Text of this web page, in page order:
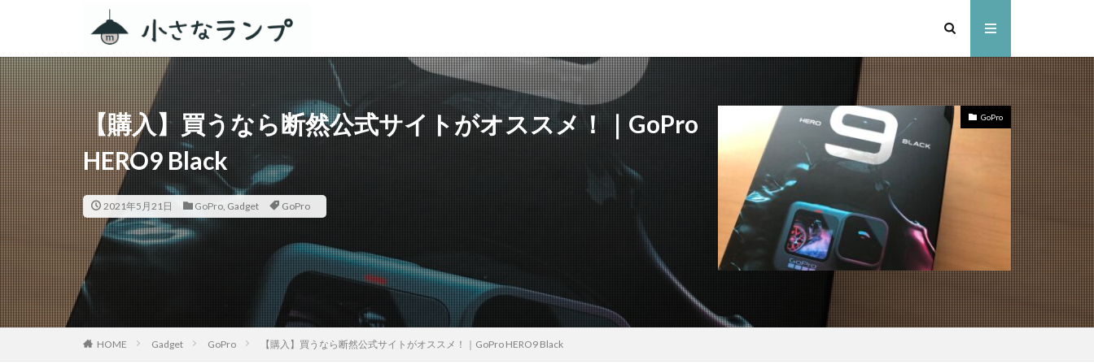
【購入】買うなら断然公式サイトがオススメ！｜GoPro
HERO9 Black
2021年5月21日 GoPro, Gadget GoPro
GoPro
HOME Gadget GoPro 【購入】買うなら断然公式サイトがオススメ！｜GoPro HERO9 Black
カテゴリー
タグ
シェアカメ トラブル
RV RESORT 猪苗代モビレージ
大子広域公園オートキャンプ場グリンヴィラ
ランドセル
ZEN Camps
キャンプ・アンド・キャビンズ那須高原
五色温泉オートキャンプ場
スキー
ACNあぶくまキャンプランド
龍の国オートキャンプ場
春キャンプ
RICOH GRⅢ 注意喚起
ホップガーデンオートキャンプ場
グルキャン
御朱印 お知らせ 父子キャンプ キャンプ場選び
ソロキャンプ
キャンプグルメ
グランディ羽鳥湖スキーリゾート さゆりオートパーク
前が岳アウトドアパーク
紅葉キャンプ